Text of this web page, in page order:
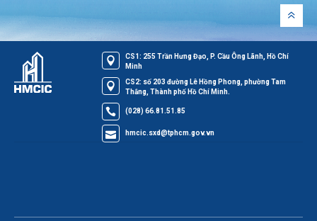
CS1: 255 Trần Hưng Đạo, P. Cầu Ông Lãnh, Hồ Chí
Minh
CS2: số 203 đường Lê Hồng Phong, phường Tam
Thắng, Thành phố Hồ Chí Minh.
(028) 66.81.51.85
hmcic.sxd@tphcm.gov.vn